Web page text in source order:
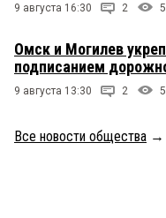
9 августа 16:30 2
Омск и Могилев
подписанием
9 августа 13:30 2
Все новости общества →